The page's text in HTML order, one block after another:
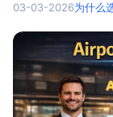
03-03-2026为什么